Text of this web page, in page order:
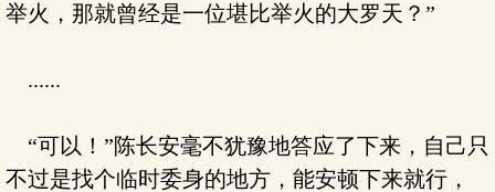
举火，那就曾经是一位堪比举火的大罗天？”
......
“可以！”陈长安毫不犹豫地答应了下来，自己只
不过是找个临时委身的地方，能安顿下来就行，